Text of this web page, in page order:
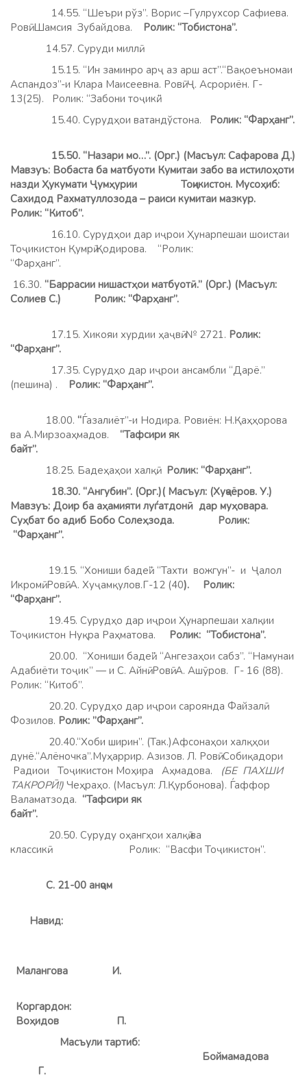
14.55. “Шеъри рўз”. Ворис –Гулрухсор Сафиева.
Ровӣ: Шамсия Зубайдова. Ролик: “Тобистона”.
14.57. Суруди миллӣ.
15.15. “Ин заминро арҷ аз арш аст”.“Вақоеъномаи
Аспандоз”-и Клара Маисеевна. Ровӣ: Ҷ. Асрориён. Г-
13(25). Ролик: “Забони тоҷикӣ.”
15.40. Сурудҳои ватандўстона. Ролик: “Фарҳанг”.
15.50. “Назари мо…”. (Орг.) (Масъул: Сафарова Д.)
Мавзуъ: Вобаста ба матбуоти Кумитаи забо ва истилоҳоти
назди Ҳукумати Ҷумҳурии Тоҷикистон. Мусоҳиб:
Сахидод Рахматуллозода – раиси кумитаи мазкур.
Ролик: “Китоб”.
16.10. Сурудҳои дар иҷрои Ҳунарпешаи шоистаи
Тоҷикистон Қумрӣ Қодирова. “Ролик:
“Фарҳанг”.
16.30. “Баррасии нишастҳои матбуотӣ.” (Орг.) (Масъул:
Солиев С.) Ролик: “Фарҳанг”.
17.15. Хикояи хурдии ҳаҷвӣ. № 2721. Ролик:
“Фарҳанг”.
17.35. Сурудҳо дар иҷрои ансамбли “Дарё.”
(пешина) . Ролик: “Фарҳанг”.
18.00. “Ѓазалиёт”-и Нодира. Ровиён: Н.Қаҳҳорова
ва А.Мирзоаҳмадов. “Тафсири як
байт”.
18.25. Бадеҳаҳои халқӣ. Ролик: “Фарҳанг”.
18.30. “Ангубин”. (Орг.)( Масъул: (Хуҷаёров. У.)
Мавзуъ: Доир ба аҳамияти луѓатдонӣ дар муҳовара.
Суҳбат бо адиб Бобо Солеҳзода. Ролик:
“Фарҳанг”.
19.15. “Хониши бадеӣ”. “Тахти вожгун”- и Ҷалол
Икромӣ. Ровӣ: А. Хуҷамқулов.Г-12 (40). Ролик:
“Фарҳанг”.
19.45. Сурудҳо дар иҷрои Ҳунарпешаи халқии
Тоҷикистон Нуқра Раҳматова. Ролик: “Тобистона”.
20.00. “Хониши бадеӣ”. “Ангезаҳои сабз”. “Намунаи
Адабиёти тоҷик” — и С. Айнӣ. Ровӣ: А. Ашӯров. Г- 16 (88).
Ролик: “Китоб”.
20.20. Сурудҳо дар иҷрои сароянда Файзалӣ
Фозилов. Ролик: ”Фарҳанг”.
20.40.“Хоби ширин”. (Так.)Афсонаҳои халқҳои
дунё.“Алёночка”.Муҳаррир. Азизов. Л. Ровӣ: Собиқадори
Радиои Тоҷикистон Моҳира Аҳмадова. (БЕ ПАХШИ
ТАКРОРӢ!) Чеҳраҳо. (Масъул: Л.Қурбонова). Ѓаффор
Валаматзода. “Тафсири як
байт”.
20.50. Суруду оҳангҳои халқӣ ва
классикӣ. Ролик: “Васфи Тоҷикистон”.
С. 21-00 анҷом
Навид:
Малангова И.
Коргардон:
Воҳидов П.
Масъули тартиб:
Боймамадова
Г.